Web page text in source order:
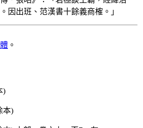
因出班、范漢書十餘義商榷。」
。
)